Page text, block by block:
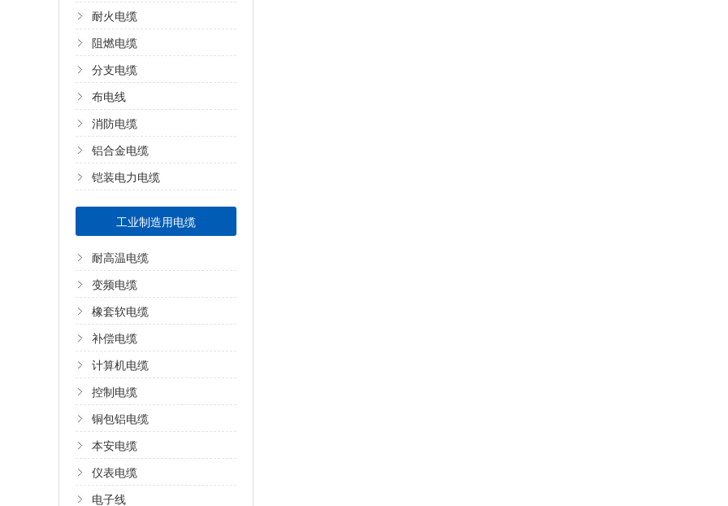
耐火电缆
阻燃电缆
分支电缆
布电线
消防电缆
铝合金电缆
铠装电力电缆
工业制造用电缆
耐高温电缆
变频电缆
橡套软电缆
补偿电缆
计算机电缆
控制电缆
铜包铝电缆
本安电缆
仪表电缆
电子线